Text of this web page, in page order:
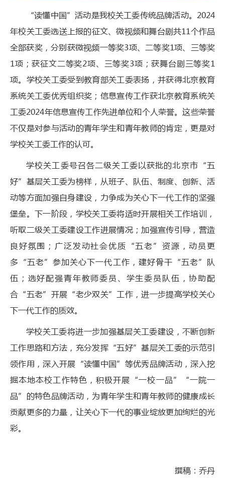
“读懂中国”活动是我校关工委传统品牌活动。2024
年校关工委选送上报的征文、微视频和舞台剧共11个作品
全部获奖，分别获微视频一等奖3项、二等奖1项、三等奖
1项；获征文二等奖2项、三等奖3项；获舞台剧三等奖1
项。学校关工委受到教育部关工委表扬，并获得北京教育
系统关工委优秀组织奖；信息宣传工作获北京教育系统关
工委2024年信息宣传工作先进单位和个人荣誉。这些荣誉
不仅是对参与活动的青年学生和青年教师的肯定，更是对
学校关工委工作的认可。
学校关工委号召各二级关工委以获批的北京市“五
好”基层关工委为榜样，从班子、队伍、制度、创新、活
动等方面加强自身建设，力争成为关心下一代工作的坚强
堡垒。下一阶段，学校关工委将适时开展相关工作培训，
听取二级关工委建设工作进展情况；加强宣传引导，营造
良好氛围；广泛发动社会优质“五老”资源，动员更
多“五老”参加关心下一代工作，建好骨干“五老”队
伍；选好配强青年教师委员、学生委员队伍，协助配
合“五老”开展“老少双关”工作，进一步提高学校关心
下一代工作的质效。
学校关工委将进一步加强基层关工委建设，不断创新
工作思路和方法，充分发挥“五好”基层关工委的示范引
领作用，深入开展“读懂中国”等优秀品牌活动，深入挖
掘本地本校工作特色，积极开展“一校一品”“一院一
品”的特色品牌活动，为青年学生和青年教师的健康成长
贡献更多的力量，让关心下一代的事业绽放更加绚烂的光
彩。
撰稿：乔丹